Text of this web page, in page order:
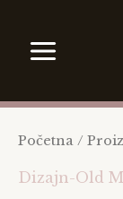
sadržajMENU
Početna /
Dizajn-Old